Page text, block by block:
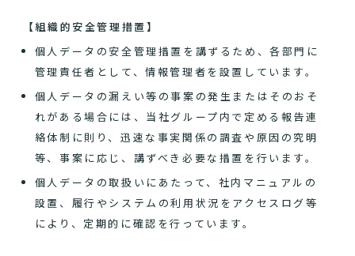
【組織的安全管理措置】
個人データの安全管理措置を講ずるため、各部門に
管理責任者として、情報管理者を設置しています。
個人データの漏えい等の事案の発生またはそのおそ
れがある場合には、当社グループ内で定める報告連
絡体制に則り、迅速な事実関係の調査や原因の究明
等、事案に応じ、講ずべき必要な措置を行います。
個人データの取扱いにあたって、社内マニュアルの
設置、履行やシステムの利用状況をアクセスログ等
により、定期的に確認を行っています。